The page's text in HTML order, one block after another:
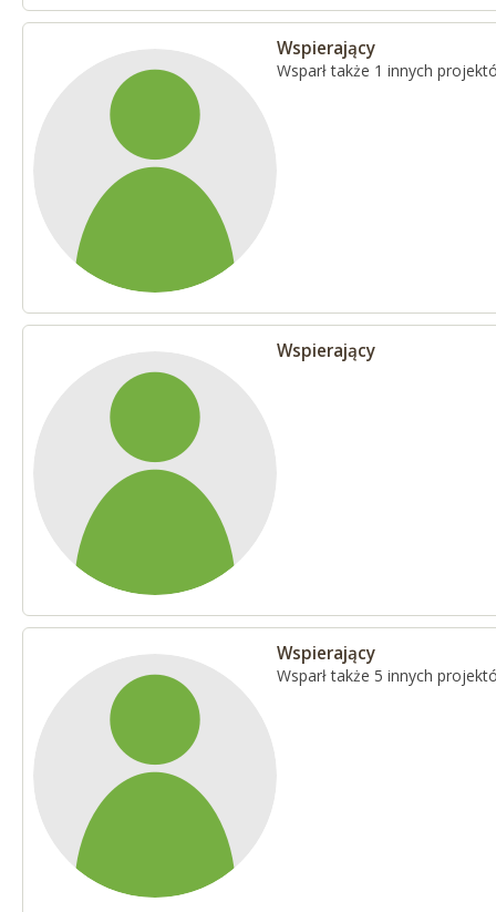
Wspierający
Wsparł także 1 innych
Wspierający
Wspierający
Wsparł także 5 innych